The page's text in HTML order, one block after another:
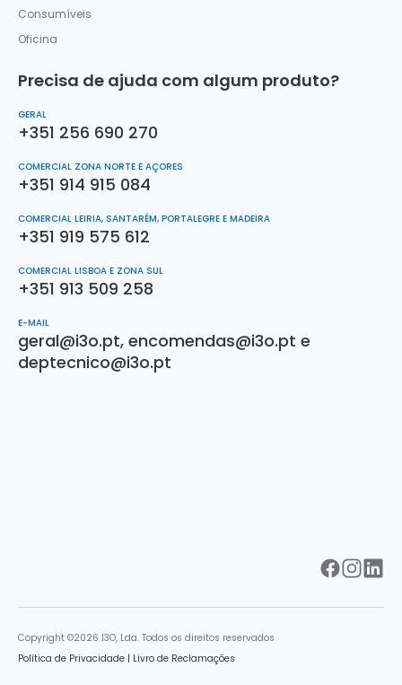
Consumíveis
Oficina
Precisa de ajuda com algum produto?
GERAL
+351 256 690 270
COMERCIAL ZONA NORTE E AÇORES
+351 914 915 084
COMERCIAL LEIRIA, SANTARÉM, PORTALEGRE E MADEIRA
+351 919 575 612
COMERCIAL LISBOA E ZONA SUL
+351 913 509 258
E-MAIL
geral@i3o.pt,encomendas@i3o.pt e
deptecnico@i3o.pt
Copyright ©2026 I3O, Lda. Todos os direitos reservados
Política de Privacidade | Livro de Reclamações